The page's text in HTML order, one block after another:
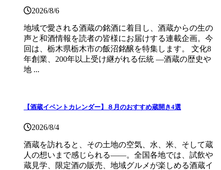
2026/8/6
地域で愛される酒蔵の銘酒に着目し、酒蔵からの生の
声と和酒情報を読者の皆様にお届けする連載企画。今
回は、栃木県栃木市の飯沼銘醸を特集します。 文化8
年創業、200年以上受け継がれる伝統 ―酒蔵の歴史や
地 ...
【酒蔵イベントカレンダー】８月のおすすめ蔵開き4選
2026/8/4
酒蔵を訪れると、その土地の空気、水、米、そして蔵
人の想いまで感じられる——。全国各地では、試飲や
蔵見学、限定酒の販売、地域グルメが楽しめる酒蔵イ